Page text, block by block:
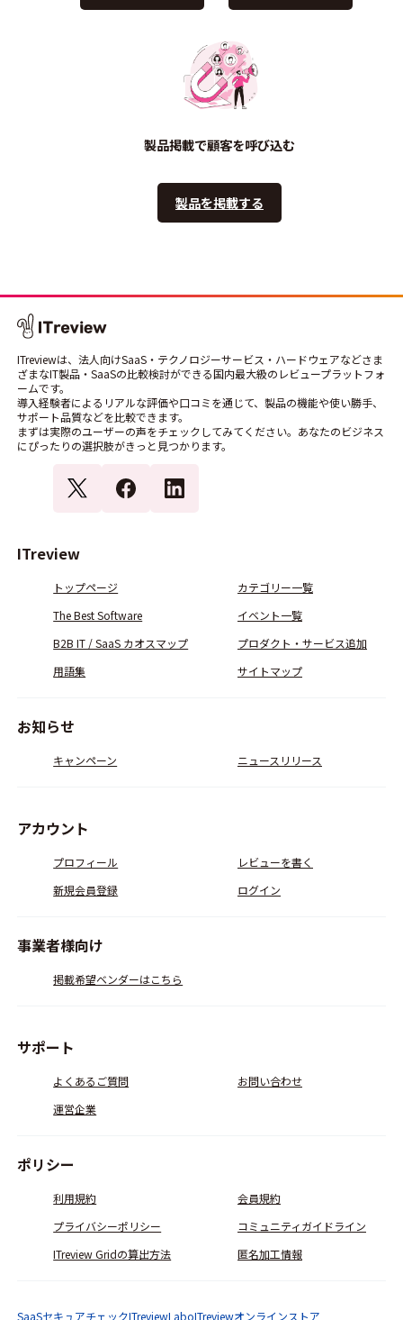
製品掲載で顧客を呼び込む
製品を掲載する
ITreviewは、法人向けSaaS・テクノロジーサービス・ハードウェアなどさま
ざまなIT製品・SaaSの比較検討ができる国内最大級のレビュープラットフォ
ームです。
導入経験者によるリアルな評価や口コミを通じて、製品の機能や使い勝手、
サポート品質などを比較できます。
まずは実際のユーザーの声をチェックしてみてください。あなたのビジネス
にぴったりの選択肢がきっと見つかります。
ITreview
トップページ
カテゴリー一覧
The Best Software
イベント一覧
B2B IT / SaaS カオスマップ
プロダクト・サービス追加
用語集
サイトマップ
お知らせ
キャンペーン ニュースリリース
アカウント
プロフィール
レビューを書く
新規会員登録
ログイン
事業者様向け
掲載希望ベンダーはこちら
サポート
よくあるご質問
お問い合わせ
運営企業
ポリシー
利用規約
会員規約
プライバシーポリシー
コミュニティガイドライン
ITreview Gridの算出方法
匿名加工情報
SaaSセキュアチェックITreviewLaboITreviewオンラインストア